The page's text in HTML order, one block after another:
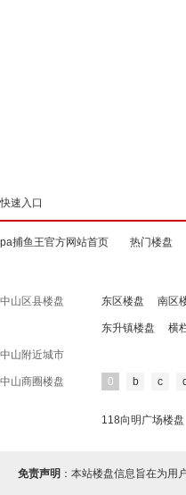
快速入口
pa捕鱼王官方网站首页 热门楼盘
中山区县楼盘 东区楼盘 南区
东升镇楼盘 横
中山附近城市
中山商圈楼盘 0 b c d
118向明广场楼盘
免责声明 ：本站楼盘信息旨在为用